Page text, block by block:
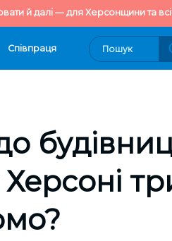
й далі — для Херсонщини та
Cпівпраця
Херсоні